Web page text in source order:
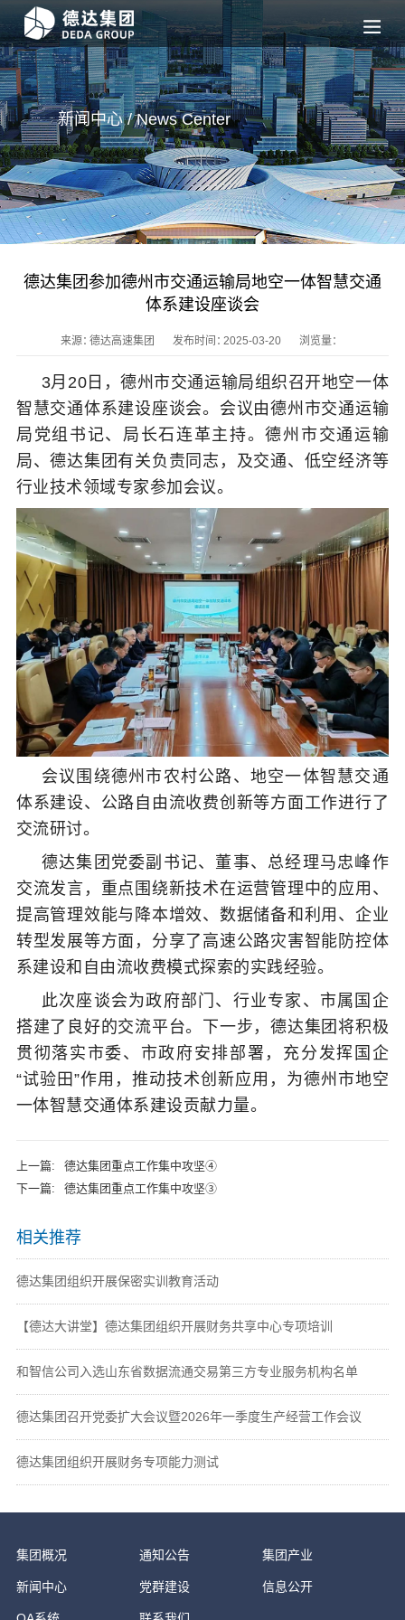
新闻中心 / NewsCenter
德达集团参加德州市交通运输局地空一体智慧交通
体系建设座谈会
来源：德达高速集团 发布时间：2025-03-20 浏览量：
3月20日，德州市交通运输局组织召开地空一体
智慧交通体系建设座谈会。会议由德州市交通运输
局党组书记、局长石连革主持。德州市交通运输
局、德达集团有关负责同志，及交通、低空经济等
行业技术领域专家参加会议。
会议围绕德州市农村公路、地空一体智慧交通
体系建设、公路自由流收费创新等方面工作进行了
交流研讨。
德达集团党委副书记、董事、总经理马忠峰作
交流发言，重点围绕新技术在运营管理中的应用、
提高管理效能与降本增效、数据储备和利用、企业
转型发展等方面，分享了高速公路灾害智能防控体
系建设和自由流收费模式探索的实践经验。
此次座谈会为政府部门、行业专家、市属国企
搭建了良好的交流平台。下一步，德达集团将积极
贯彻落实市委、市政府安排部署，充分发挥国企
“试验田”作用，推动技术创新应用，为德州市地空
一体智慧交通体系建设贡献力量。
上一篇:
德达集团重点工作集中攻坚④
下一篇:
德达集团重点工作集中攻坚③
相关推荐
德达集团组织开展保密实训教育活动
【德达大讲堂】德达集团组织开展财务共享中心专项培训
和智信公司入选山东省数据流通交易第三方专业服务机构名单
德达集团召开党委扩大会议暨2026年一季度生产经营工作会议
德达集团组织开展财务专项能力测试
集团概况 通知公告 集团产业
新闻中心 党群建设 信息公开